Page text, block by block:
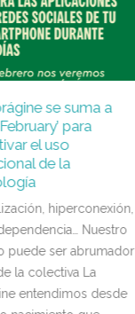
suma a
para
Nuestro
abrumador
La
desde